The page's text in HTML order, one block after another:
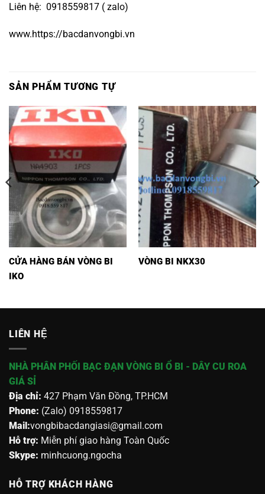
Liên hệ: 0918559817 ( zalo)
www.https://bacdanvongbi.vn
SẢN PHẨM TƯƠNG TỰ
CỬA HÀNG BÁN VÒNG BI
IKO
VÒNG BI NKX30
LIÊN HỆ
NHÀ PHÂN PHỐI BẠC ĐẠN VÒNG BI Ổ BI - DÂY CU ROA
GIÁ SỈ
Địa chỉ: 427 Phạm Văn Đồng, TP.HCM
Phone: (Zalo) 0918559817
Mail:vongbibacdangiasi@gmail.com
Hỗ trợ: Miễn phí giao hàng Toàn Quốc
Skype: minhcuong.ngocha
HỖ TRỢ KHÁCH HÀNG